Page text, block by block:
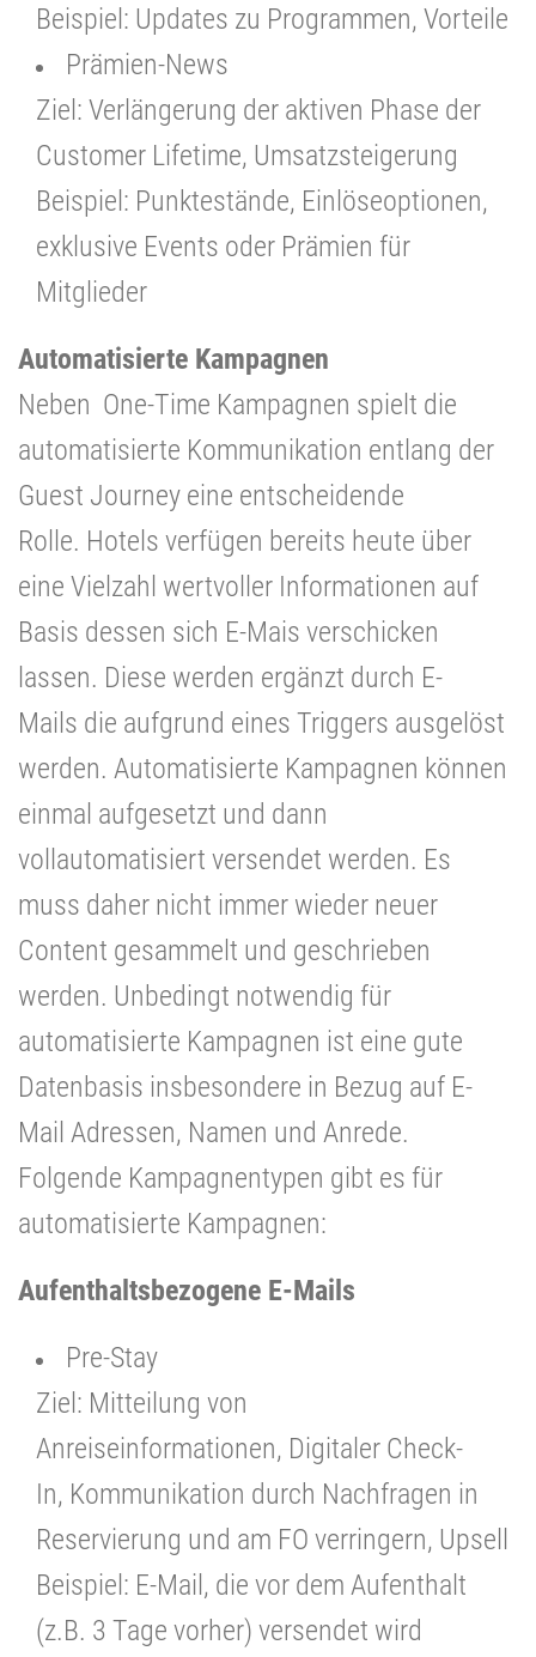
Beispiel: Updates zu Programmen, Vorteile
Prämien-News
Ziel: Verlängerung der aktiven Phase der
Customer Lifetime, Umsatzsteigerung
Beispiel: Punktestände, Einlöseoptionen,
exklusive Events oder Prämien für
Mitglieder
Automatisierte Kampagnen
Neben One-Time Kampagnen spielt die
automatisierte Kommunikation entlang der
Guest Journey eine entscheidende
Rolle. Hotels verfügen bereits heute über
eine Vielzahl wertvoller Informationen auf
Basis dessen sich E-Mais verschicken
lassen. Diese werden ergänzt durch E-
Mails die aufgrund eines Triggers ausgelöst
werden. Automatisierte Kampagnen können
einmal aufgesetzt und dann
vollautomatisiert versendet werden. Es
muss daher nicht immer wieder neuer
Content gesammelt und geschrieben
werden. Unbedingt notwendig für
automatisierte Kampagnen ist eine gute
Datenbasis insbesondere in Bezug auf E-
Mail Adressen, Namen und Anrede.
Folgende Kampagnentypen gibt es für
automatisierte Kampagnen:
Aufenthaltsbezogene E-Mails
Pre-Stay
Ziel: Mitteilung von
Anreiseinformationen, Digitaler Check-
In, Kommunikation durch Nachfragen in
Reservierung und am FO verringern, Upsell
Beispiel: E-Mail, die vor dem Aufenthalt
(z.B. 3 Tage vorher) versendet wird